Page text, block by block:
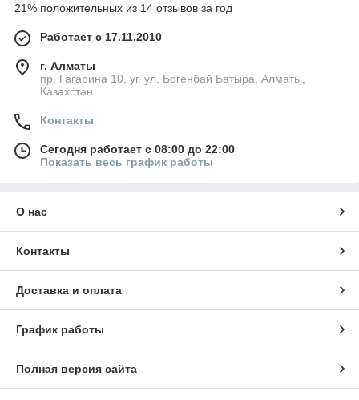
21% положительных из 14 отзывов за год
Работает с 17.11.2010
г. Алматы
пр. Гагарина 10, уг. ул. Богенбай Батыра, Алматы,
Казахстан
Контакты
Сегодня работает с 08:00 до 22:00
Показать весь график работы
О нас
Контакты
Доставка и оплата
График работы
Полная версия сайта